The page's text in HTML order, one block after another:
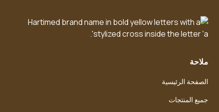
ملاحة
الصفحة الرئيسية
جميع المنتجات